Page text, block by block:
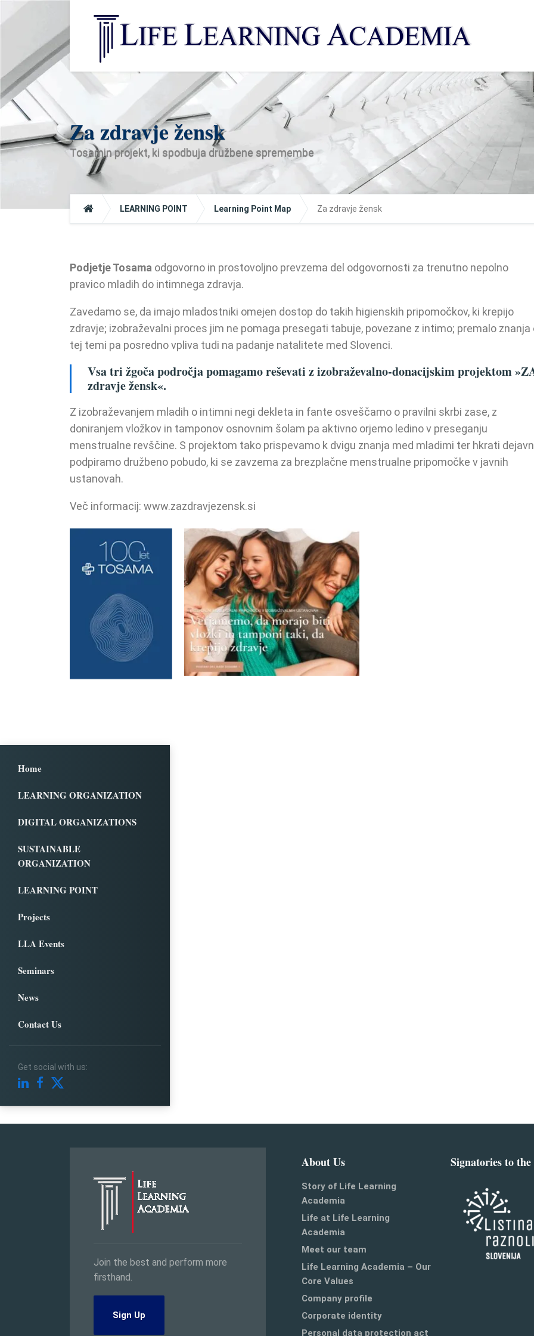
Za zdravje žensk
Tosamin projekt, ki spodbuja družbene spremembe
LEARNING POINT Learning Point Map Za zdravje žensk
Podjetje Tosama odgovorno in prostovoljno prevzema del odgovornosti za trenutno nepolno
pravico mladih do intimnega zdravja.
Zavedamo se, da imajo mladostniki omejen dostop do takih higienskih pripomočkov, ki krepijo
zdravje; izobraževalni proces jim ne pomaga presegati tabuje, povezane z intimo; premalo znanja
tej temi pa posredno vpliva tudi na padanje natalitete med Slovenci.
Vsa tri žgoča področja pomagamo reševati z izobraževalno-donacijskim projektom
zdravje žensk«.
Z izobraževanjem mladih o intimni negi dekleta in fante osveščamo o pravilni skrbi zase, z
doniranjem vložkov in tamponov osnovnim šolam pa aktivno orjemo ledino v preseganju
menstrualne revščine. S projektom tako prispevamo k dvigu znanja med mladimi ter hkrati
podpiramo družbeno pobudo, ki se zavzema za brezplačne menstrualne pripomočke v javnih
ustanovah.
Več informacij: www.zazdravjezensk.si
Home
LEARNING ORGANIZATION
DIGITAL ORGANIZATIONS
SUSTAINABLE
ORGANIZATION
LEARNING POINT
Projects
LLA Events
Seminars
News
Contact Us
Get social with us:
Join the best and perform more
firsthand.
Sign Up
About Us
Story of Life Learning
Academia
Life at Life Learning
Academia
Meet our team
Life Learning Academia – Our
Core Values
Company profile
Corporate identity
Personal data protection act
Signatories to